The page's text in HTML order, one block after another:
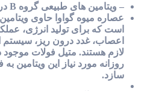
– ویتامین های طبیعی گروه B در ترکیب گواوا و لیمو:
است که برای تولید انرژی،
اعصاب، غدد درون ریز، سیستم
لازم هستند. متیل فولات موجود
روزانه مورد نیاز این ویتامین
سازد.